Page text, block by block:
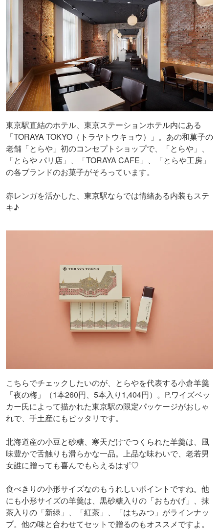
東京駅直結のホテル、東京ステーションホテル内にある
「TORAYA TOKYO（トラヤトウキョウ）」。あの和菓子の
老舗「とらや」初のコンセプトショップで、「とらや」、
「とらや パリ店」、「TORAYA CAFE」、「とらや工房」
の各ブランドのお菓子がそろっています。
赤レンガを活かした、東京駅ならでは情緒ある内装もステ
キ♪
こちらでチェックしたいのが、とらやを代表する小倉羊羹
「夜の梅」（1本260円、5本入り1,404円）。P.ワイズベッ
カー氏によって描かれた東京駅の限定パッケージがおしゃ
れで、手土産にもピッタリです。
北海道産の小豆と砂糖、寒天だけでつくられた羊羹は、風
味豊かで舌触りも滑らかな一品。上品な味わいで、老若男
女誰に贈っても喜んでもらえるはず♡
食べきりの小形サイズなのもうれしいポイントですね。他
にも小形サイズの羊羹は、黒砂糖入りの「おもかげ」、抹
茶入りの「新緑」、「紅茶」、「はちみつ」がラインナッ
プ。他の味と合わせてセットで贈るのもオススメですよ。